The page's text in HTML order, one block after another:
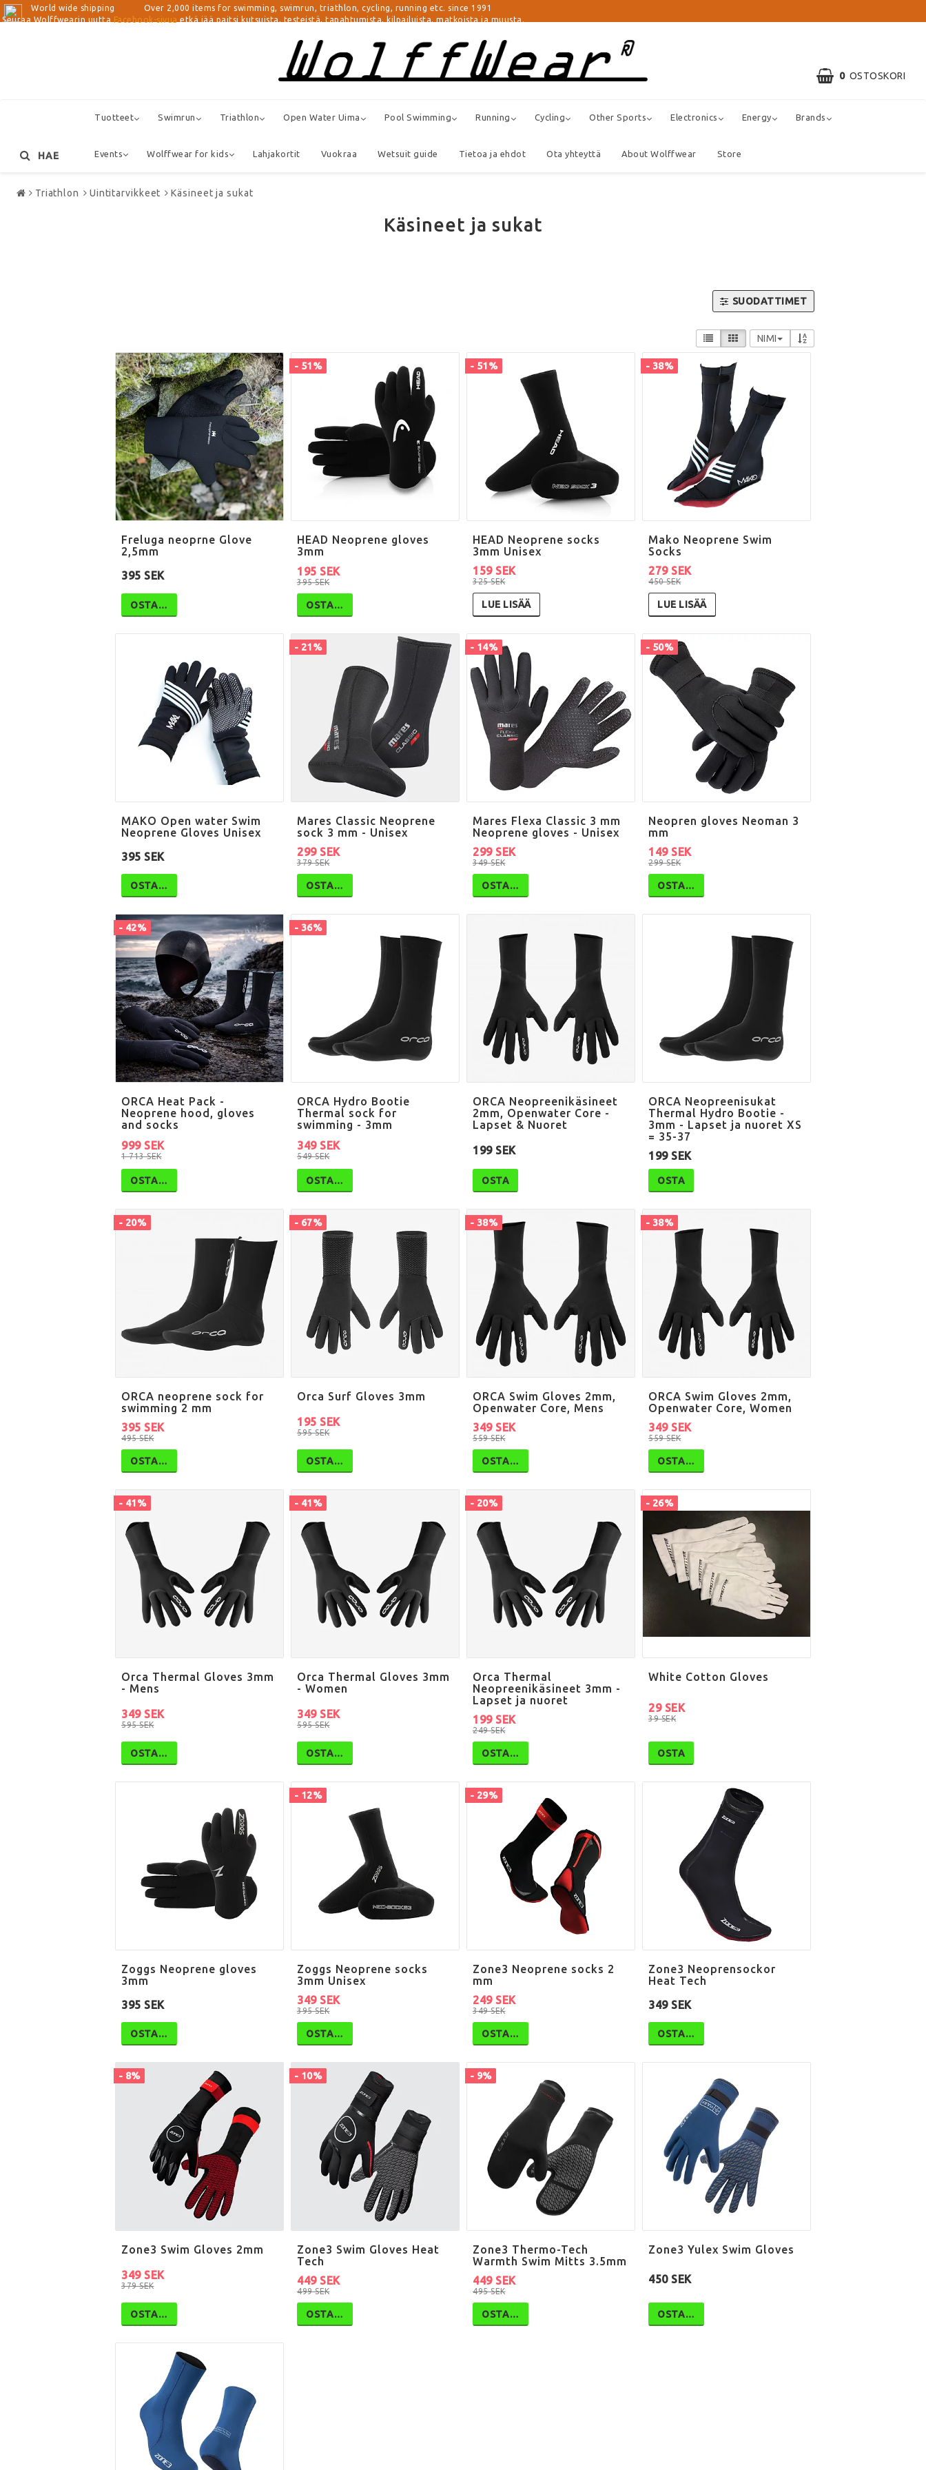
World wide shipping Over 2,000 items for swimming, swimrun, triathlon, cycling, running etc. since 1991
Seuraa Wolffwearin uutta Facebook-sivua etkä jää paitsi kutsuista, testeistä, tapahtumista, kilpailuista, matkoista ja muusta.
0 OSTOSKORI
Tuotteet Swimrun Triathlon Open Water Uima Pool Swimming Running Cycling Other Sports Electronics Energy Brands
Events Wolffwear for kids Lahjakortit Vuokraa Wetsuit guide Tietoa ja ehdot Ota yhteyttä About Wolffwear Store
HAE
Triathlon Uintitarvikkeet Käsineet ja sukat
Käsineet ja sukat
SUODATTIMET
NIMI
Freluga neoprne Glove
2,5mm
395 SEK
OSTA…
- 51%
HEAD Neoprene gloves
3mm
395 SEK
195 SEK
OSTA…
- 51%
HEAD Neoprene socks
3mm Unisex
325 SEK
159 SEK
LUE LISÄÄ
- 38%
Mako Neoprene Swim
Socks
450 SEK
279 SEK
LUE LISÄÄ
MAKO Open water Swim
Neoprene Gloves Unisex
395 SEK
OSTA…
- 21%
Mares Classic Neoprene
sock 3 mm - Unisex
379 SEK
299 SEK
OSTA…
- 14%
Mares Flexa Classic 3 mm
Neoprene gloves - Unisex
349 SEK
299 SEK
OSTA…
- 50%
Neopren gloves Neoman 3
mm
299 SEK
149 SEK
OSTA…
- 42%
ORCA Heat Pack -
Neoprene hood, gloves
and socks
1 713 SEK
999 SEK
OSTA…
- 36%
ORCA Hydro Bootie
Thermal sock for
swimming - 3mm
549 SEK
349 SEK
OSTA…
ORCA Neopreenikäsineet
2mm, Openwater Core -
Lapset & Nuoret
199 SEK
OSTA
ORCA Neopreenisukat
Thermal Hydro Bootie -
3mm - Lapset ja nuoret XS
= 35-37
199 SEK
OSTA
- 20%
ORCA neoprene sock for
swimming 2 mm
495 SEK
395 SEK
OSTA…
- 67%
Orca Surf Gloves 3mm
595 SEK
195 SEK
OSTA…
- 38%
ORCA Swim Gloves 2mm,
Openwater Core, Mens
559 SEK
349 SEK
OSTA…
- 38%
ORCA Swim Gloves 2mm,
Openwater Core, Women
559 SEK
349 SEK
OSTA…
- 41%
Orca Thermal Gloves 3mm
- Mens
595 SEK
349 SEK
OSTA…
- 41%
Orca Thermal Gloves 3mm
- Women
595 SEK
349 SEK
OSTA…
- 20%
Orca Thermal
Neopreenikäsineet 3mm -
Lapset ja nuoret
249 SEK
199 SEK
OSTA…
- 26%
White Cotton Gloves
39 SEK
29 SEK
OSTA
Zoggs Neoprene gloves
3mm
395 SEK
OSTA…
- 12%
Zoggs Neoprene socks
3mm Unisex
395 SEK
349 SEK
OSTA…
- 29%
Zone3 Neoprene socks 2
mm
349 SEK
249 SEK
OSTA…
Zone3 Neoprensockor
Heat Tech
349 SEK
OSTA…
- 8%
Zone3 Swim Gloves 2mm
379 SEK
349 SEK
OSTA…
- 10%
Zone3 Swim Gloves Heat
Tech
499 SEK
449 SEK
OSTA…
- 9%
Zone3 Thermo-Tech
Warmth Swim Mitts 3.5mm
495 SEK
449 SEK
OSTA…
Zone3 Yulex Swim Gloves
450 SEK
OSTA…